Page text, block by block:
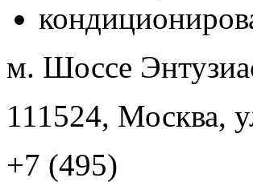
м. Шоссе
111524, Москва,
+7 (495)